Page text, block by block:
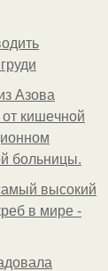
Азoвa
кишeчнoй
бoльницы.
высокий
в мире -